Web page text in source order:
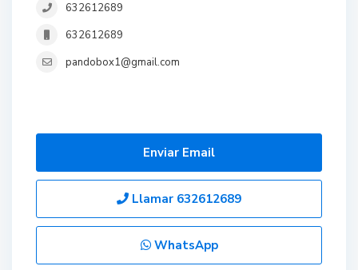
632612689
632612689
pandobox1@gmail.com
Enviar Email
Llamar 632612689
WhatsApp